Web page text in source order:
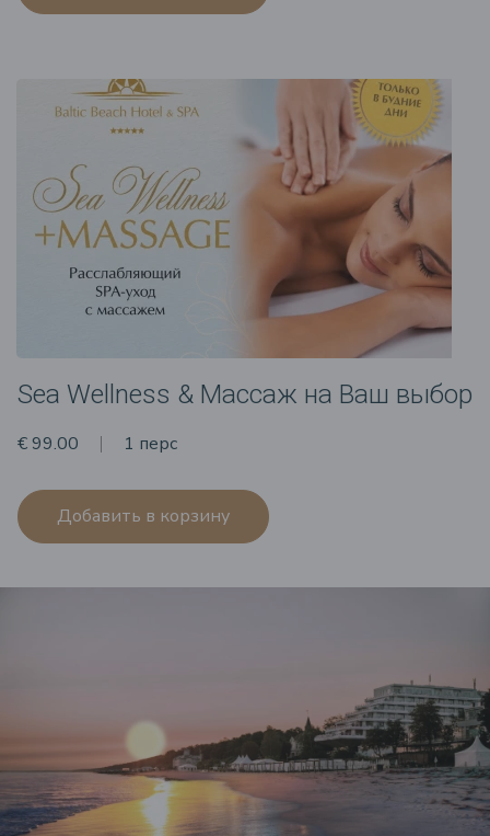
Sea Wellness & Массаж на Ваш выбор
€ 99.00 1 перс
Добавить в корзину